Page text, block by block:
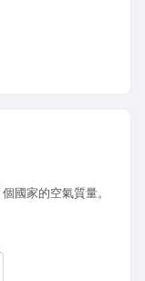
國家的空氣質量。